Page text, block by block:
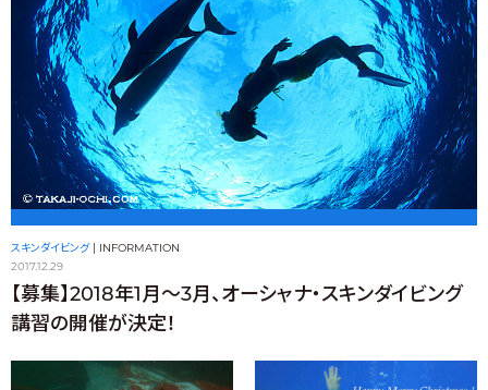
スキンダイビング| INFORMATION
2017.12.29
【募集】2018年1月〜3月、オーシャナ・スキンダイビング
講習の開催が決定！